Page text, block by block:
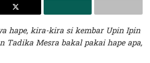
hape, kira-kira si kembar Upin Ipin
Tadika Mesra bakal pakai hape apa,